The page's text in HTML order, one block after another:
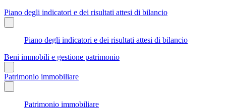
Piano degli indicatori e dei risultati attesi di bilancio
Piano degli indicatori e dei risultati attesi di bilancio
Beni immobili e gestione patrimonio
Patrimonio immobiliare
Patrimonio immobiliare